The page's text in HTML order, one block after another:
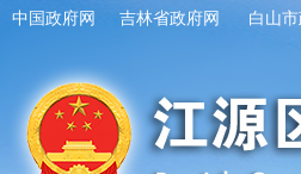
中国政府网 吉林省政府网 白山市